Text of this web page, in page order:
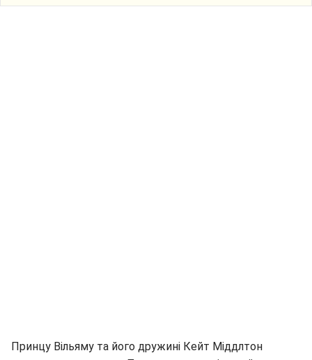
Принцу Вільяму та його дружині Кейт Міддлтон